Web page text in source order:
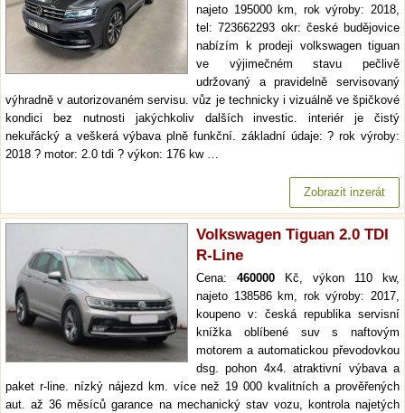
najeto 195000 km, rok výroby: 2018,
tel: 723662293 okr: české budějovice
nabízím k prodeji volkswagen tiguan
ve výjimečném stavu pečlivě
udržovaný a pravidelně servisovaný
výhradně v autorizovaném servisu. vůz je technicky i vizuálně ve špičkové
kondici bez nutnosti jakýchkoliv dalších investic. interiér je čistý
nekuřácký a veškerá výbava plně funkční. základní údaje: ? rok výroby:
2018 ? motor: 2.0 tdi ? výkon: 176 kw …
Zobrazit inzerát
Volkswagen Tiguan 2.0 TDI
R-Line
Cena: 460000 Kč, výkon 110 kw,
najeto 138586 km, rok výroby: 2017,
koupeno v: česká republika servisní
knížka oblíbené suv s naftovým
motorem a automatickou převodovkou
dsg. pohon 4x4. atraktivní výbava a
paket r-line. nízký nájezd km. více než 19 000 kvalitních a prověřených
aut. až 36 měsíců garance na mechanický stav vozu, kontrola najetých